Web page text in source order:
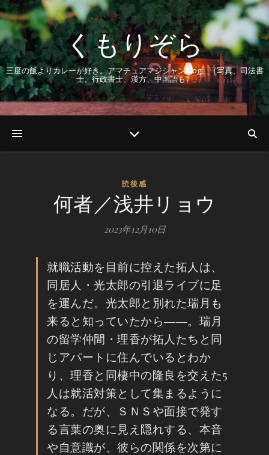
くもりぞら
三度の飯よりカレーが好き。アマチュアマジシャンBlog。（写真、司法書
士、行政書士、漢方、中国語も）
読後感
何者／浅井リョウ
2023年12月10日
就職活動を目前に控えた拓人は、
同居人・光太郎の引退ライブに足
を運んだ。光太郎と別れた瑞月も
来ると知っていたから――。瑞月
の留学仲間・理香が拓人たちと同
じアパートに住んでいるとわか
り、理香と同棲中の隆良を交えた5
人は就活対策として集まるように
なる。だが、ＳＮＳや面接で発す
る言葉の奥に見え隠れする、本音
や自意識が、彼らの関係を次第に